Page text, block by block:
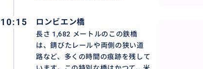
ニンビン省・ホアルーから1010年に遷都され、1802年に
ってベトナム王朝が置かれていた場所です。
戦時中は軍の司令部としても使われた、とても歴史価値あ
10:15 ロンビエン橋
長さ 1,682 メートルのこの鉄橋
は、錆びたレールや両側の狭い道
路など、多くの時間の痕跡を残して